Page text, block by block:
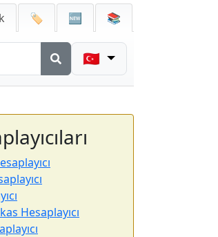
🏷️ 🆕 📚
🇹🇷
Hesaplayıcı